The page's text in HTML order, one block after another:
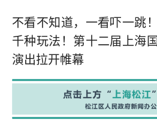
不看不知道，一看吓一跳
千种玩法！第十二届上海
演出拉开帷幕